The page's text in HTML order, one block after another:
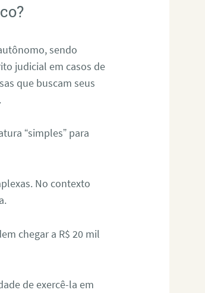
sendo
judicial em casos de
que buscam seus
“simples” para
No contexto
chegar a R$ 20 mil
de exercê-la em